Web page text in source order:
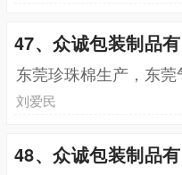
47、众诚包装制品
东莞珍珠棉生产，东
刘爱民
48、众诚包装制品